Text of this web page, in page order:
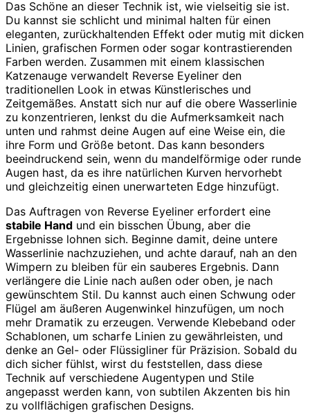
Das Schöne an dieser Technik ist, wie vielseitig sie ist.
Du kannst sie schlicht und minimal halten für einen
eleganten, zurückhaltenden Effekt oder mutig mit dicken
Linien, grafischen Formen oder sogar kontrastierenden
Farben werden. Zusammen mit einem klassischen
Katzenauge verwandelt Reverse Eyeliner den
traditionellen Look in etwas Künstlerisches und
Zeitgemäßes. Anstatt sich nur auf die obere Wasserlinie
zu konzentrieren, lenkst du die Aufmerksamkeit nach
unten und rahmst deine Augen auf eine Weise ein, die
ihre Form und Größe betont. Das kann besonders
beeindruckend sein, wenn du mandelförmige oder runde
Augen hast, da es ihre natürlichen Kurven hervorhebt
und gleichzeitig einen unerwarteten Edge hinzufügt.
Das Auftragen von Reverse Eyeliner erfordert eine
stabile Hand und ein bisschen Übung, aber die
Ergebnisse lohnen sich. Beginne damit, deine untere
Wasserlinie nachzuziehen, und achte darauf, nah an den
Wimpern zu bleiben für ein sauberes Ergebnis. Dann
verlängere die Linie nach außen oder oben, je nach
gewünschtem Stil. Du kannst auch einen Schwung oder
Flügel am äußeren Augenwinkel hinzufügen, um noch
mehr Dramatik zu erzeugen. Verwende Klebeband oder
Schablonen, um scharfe Linien zu gewährleisten, und
denke an Gel- oder Flüssigliner für Präzision. Sobald du
dich sicher fühlst, wirst du feststellen, dass diese
Technik auf verschiedene Augentypen und Stile
angepasst werden kann, von subtilen Akzenten bis hin
zu vollflächigen grafischen Designs.